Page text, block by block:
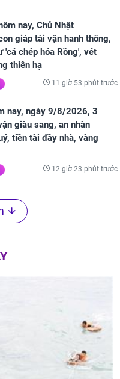
nay, Chủ Nhật
giáp tài vận hanh thông,
'cá chép hóa Rồng', vét
thiên hạ
11 giờ 53 phút trước
nay, ngày 9/8/2026, 3
giàu sang, an nhàn
tiền tài đầy nhà, vàng
12 giờ 23 phút trước